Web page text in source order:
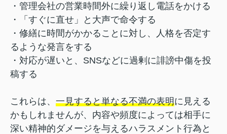
・管理会社の営業時間外に繰り返し電話をかける
・「すぐに直せ」と大声で命令する
・修繕に時間がかかることに対し、人格を否定す
るような発言をする
・対応が遅いと、SNSなどに過剰に誹謗中傷を投
稿する
これらは、 一見すると単なる不満の表明に見える
かもしれませんが、内容や頻度によっては相手に
深い精神的ダメージを与えるハラスメント行為と